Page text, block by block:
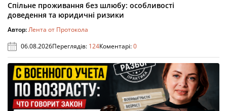
Спільне проживання без шлюбу: особливості
доведення та юридичні ризики
Автор:Лента от Протокола
06.08.2026Переглядів: 124Коментарі:0